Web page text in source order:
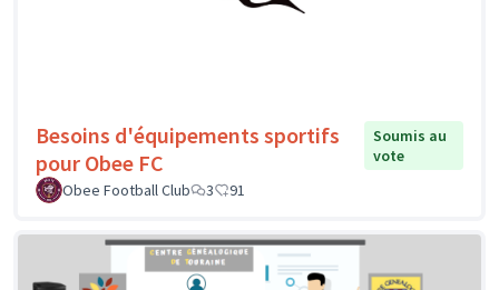
Besoins d'équipements sportifs
pour Obee FC
Soumis au
vote
Obee Football Club
3 91